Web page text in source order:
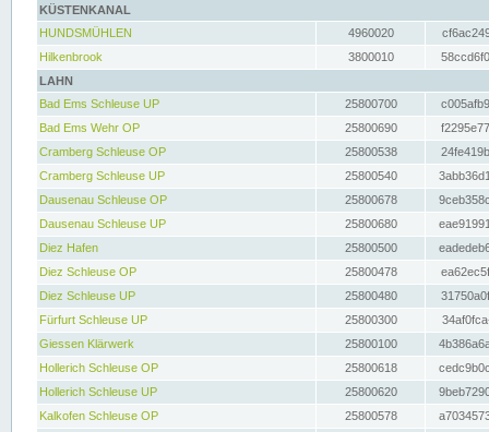
KÜSTENKANAL
HUNDSMÜHLEN
4960020
Hilkenbrook
3800010
LAHN
Bad Ems Schleuse UP
25800700
Bad Ems Wehr OP
25800690
Cramberg Schleuse OP
25800538
Cramberg Schleuse UP
25800540
Dausenau Schleuse OP
25800678
Dausenau Schleuse UP
25800680
Diez Hafen
25800500
Diez Schleuse OP
25800478
Diez Schleuse UP
25800480
Fürfurt Schleuse UP
25800300
Giessen Klärwerk
25800100
Hollerich Schleuse OP
25800618
Hollerich Schleuse UP
25800620
Kalkofen Schleuse OP
25800578